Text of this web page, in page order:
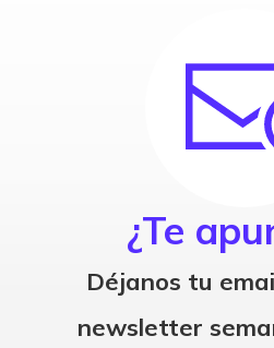
¿Te
Déjanos tu
newsletter